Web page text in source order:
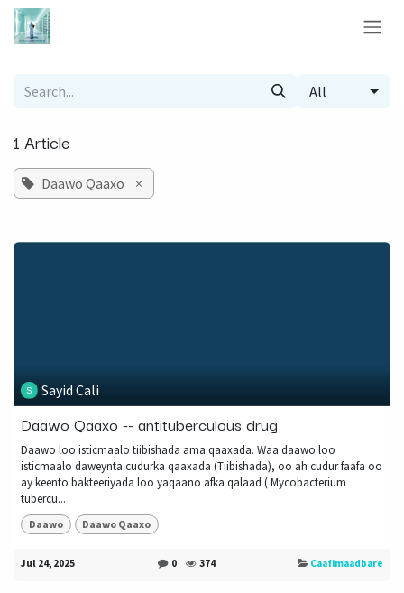
Skip to Content
All
1 Article
Daawo Qaaxo ×
Sayid Cali
Daawo Qaaxo -- antituberculous drug
Daawo loo isticmaalo tiibishada ama qaaxada. Waa daawo loo
isticmaalo daweynta cudurka qaaxada (Tiibishada), oo ah cudur faafa oo
ay keento bakteeriyada loo yaqaano afka qalaad ( Mycobacterium
tubercu...
Daawo Daawo Qaaxo
Jul 24, 2025 0 374 Caafimaadbare